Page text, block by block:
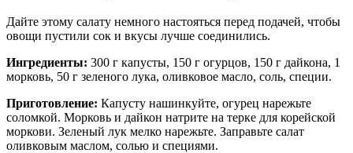
Дайте этому салату немного настояться перед подачей, чтобы
овощи пустили сок и вкусы лучше соединились.
Ингредиенты: 300 г капусты, 150 г огурцов, 150 г дайкона, 1
морковь, 50 г зеленого лука, оливковое масло, соль, специи.
Приготовление: Капусту нашинкуйте, огурец нарежьте
соломкой. Морковь и дайкон натрите на терке для корейской
моркови. Зеленый лук мелко нарежьте. Заправьте салат
оливковым маслом, солью и специями.